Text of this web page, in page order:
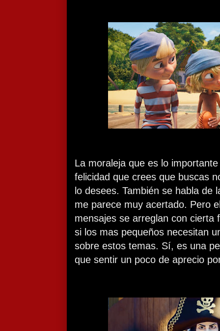
La moraleja que es lo
felicidad que crees que buscas
lo desees. También se habla de
me parece muy acertado. Pero
mensajes se arreglan con cierta
si los mas pequeños necesitan
sobre estos temas. Sí, es una
que sentir un poco de aprecio